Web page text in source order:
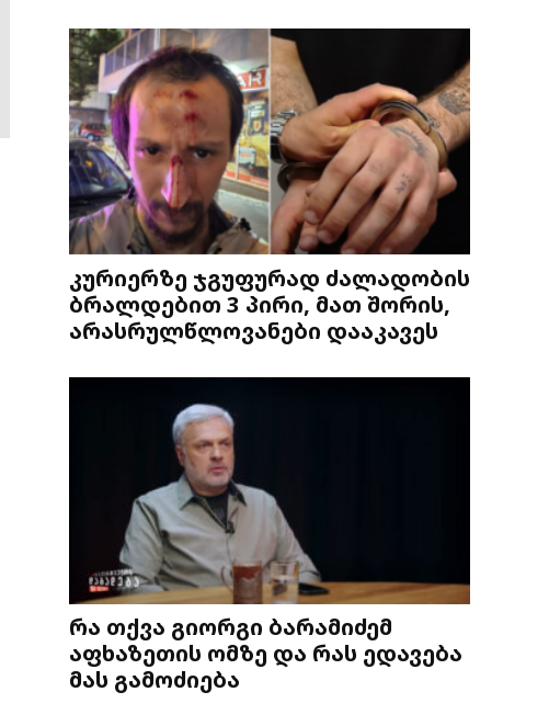
კურიერზე ჯგუფურად ძალადობის
ბრალდებით 3 პირი, მათ შორის,
არასრულწლოვანები დააკავეს
რა თქვა გიორგი ბარამიძემ
აფხაზეთის ომზე და რას ედავება
მას გამოძიება